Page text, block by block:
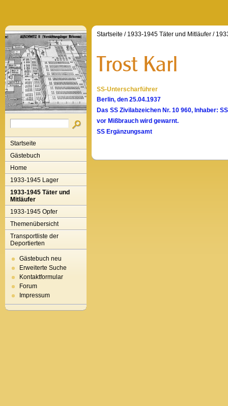
Startseite
Gästebuch
Home
1933-1945 Lager
1933-1945 Täter und
Mitläufer
1933-1945 Opfer
Themenübersicht
Transportliste der
Deportierten
Gästebuch neu
Erweiterte Suche
Kontaktformular
Forum
Impressum
Startseite / 1933-1945 Täter und Mitläufer /
SS-Unterscharführer
Berlin, den 25.04.1937
Das SS Zivilabzeichen Nr. 10 960, Inhaber:
vor Mißbrauch wird gewarnt.
SS Ergänzungsamt